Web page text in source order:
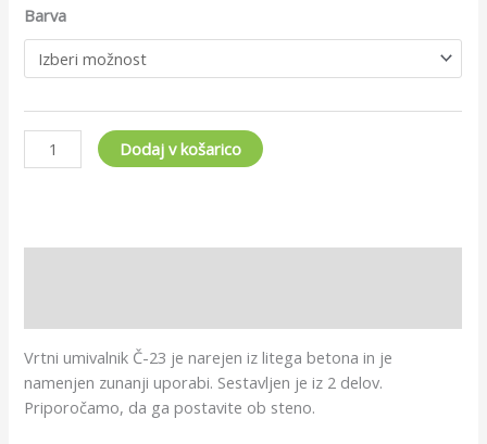
Barva
Dodaj v košarico
Vrtni umivalnik Č-23 je narejen iz litega betona in je
namenjen zunanji uporabi. Sestavljen je iz 2 delov.
Priporočamo, da ga postavite ob steno.